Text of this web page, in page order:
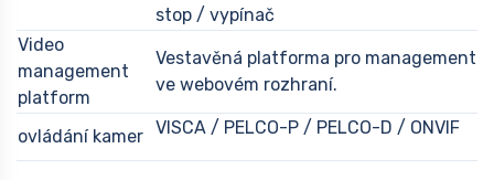
stop / vypínač
Video
management
platform
Vestavěná platforma pro management
ve webovém rozhraní.
ovládání kamer VISCA / PELCO-P / PELCO-D / ONVIF